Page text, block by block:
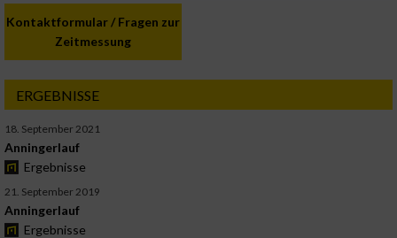
Kontaktformular / Fragen zur
Zeitmessung
ERGEBNISSE
18. September 2021
Anningerlauf
Ergebnisse
21. September 2019
Anningerlauf
Ergebnisse